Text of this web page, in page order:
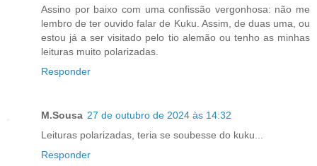
Assino por baixo com uma confissão vergonhosa: não me
lembro de ter ouvido falar de Kuku. Assim, de duas uma, ou
estou já a ser visitado pelo tio alemão ou tenho as minhas
leituras muito polarizadas.
Responder
M.Sousa 27 de outubro de 2024 às 14:32
Leituras polarizadas, teria se soubesse do kuku...
Responder